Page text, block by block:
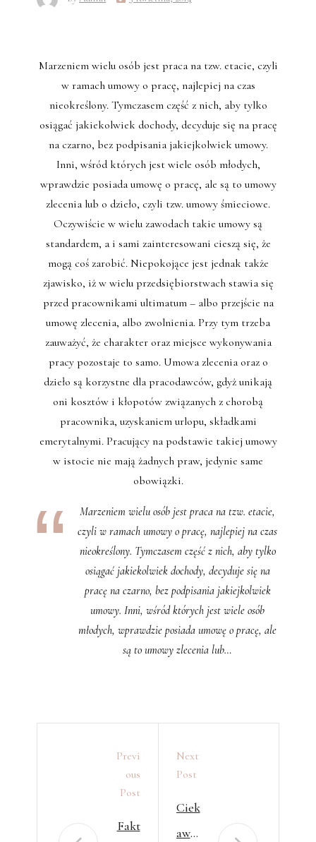
Marzeniem wielu osób jest praca na tzw. etacie, czyli
w ramach umowy o pracę, najlepiej na czas
nieokreślony. Tymczasem część z nich, aby tylko
osiągać jakiekolwiek dochody, decyduje się na pracę
na czarno, bez podpisania jakiejkolwiek umowy.
Inni, wśród których jest wiele osób młodych,
wprawdzie posiada umowę o pracę, ale są to umowy
zlecenia lub o dzieło, czyli tzw. umowy śmieciowe.
Oczywiście w wielu zawodach takie umowy są
standardem, a i sami zainteresowani cieszą się, że
mogą coś zarobić. Niepokojące jest jednak także
zjawisko, iż w wielu przedsiębiorstwach stawia się
przed pracownikami ultimatum – albo przejście na
umowę zlecenia, albo zwolnienia. Przy tym trzeba
zauważyć, że charakter oraz miejsce wykonywania
pracy pozostaje to samo. Umowa zlecenia oraz o
dzieło są korzystne dla pracodawców, gdyż unikają
oni kosztów i kłopotów związanych z chorobą
pracownika, uzyskaniem urlopu, składkami
emerytalnymi. Pracujący na podstawie takiej umowy
w istocie nie mają żadnych praw, jedynie same
obowiązki.
Marzeniem wielu osób jest praca na tzw. etacie,
czyli w ramach umowy o pracę, najlepiej na czas
nieokreślony. Tymczasem część z nich, aby tylko
osiągać jakiekolwiek dochody, decyduje się na
pracę na czarno, bez podpisania jakiejkolwiek
umowy. Inni, wśród których jest wiele osób
młodych, wprawdzie posiada umowę o pracę, ale
są to umowy zlecenia lub…
Previ
Ous
Post
Fakt
Next
Post
Ciek
awe